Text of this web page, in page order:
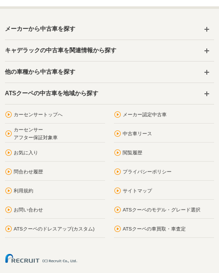
メーカーから中古車を探す
キャデラックの中古車を関連情報から探す
他の車種から中古車を探す
ATSクーペの中古車を地域から探す
カーセンサートップへ メーカー認定中古車
カーセンサー
アフター保証対象車
中古車リース
お気に入り 閲覧履歴
問合わせ履歴 プライバシーポリシー
利用規約 サイトマップ
お問い合わせ ATSクーペのモデル・グレード選択
ATSクーペのドレスアップ(カスタム) ATSクーペの車買取・車査定